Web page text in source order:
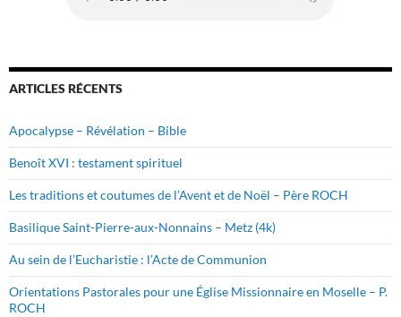
ARTICLES RÉCENTS
Apocalypse – Révélation – Bible
Benoît XVI : testament spirituel
Les traditions et coutumes de l’Avent et de Noël – Père ROCH
Basilique Saint-Pierre-aux-Nonnains – Metz (4k)
Au sein de l’Eucharistie : l’Acte de Communion
Orientations Pastorales pour une Église Missionnaire en Moselle – P.
ROCH